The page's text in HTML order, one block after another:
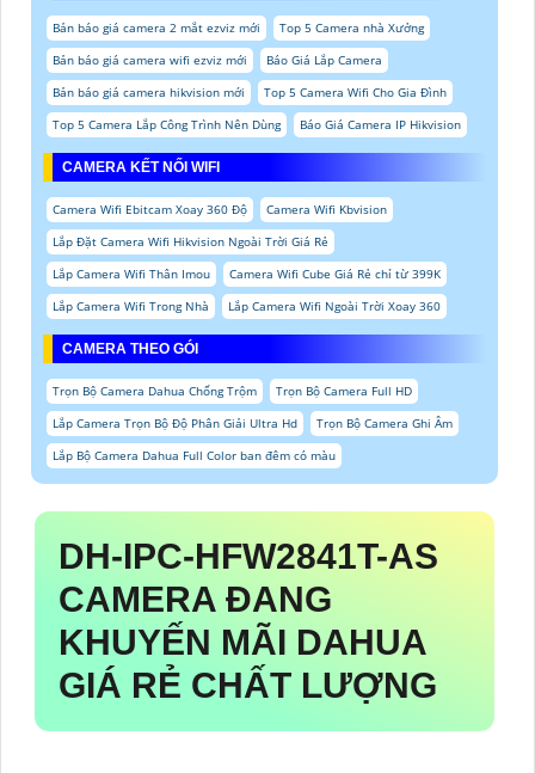
Bản báo giá camera 2 mắt ezviz mới
Top 5 Camera nhà Xưởng
Bản báo giá camera wifi ezviz mới
Báo Giá Lắp Camera
Bản báo giá camera hikvision mới
Top 5 Camera Wifi Cho Gia Đình
Top 5 Camera Lắp Công Trình Nên Dùng
Báo Giá Camera IP Hikvision
CAMERA KẾT NỐI WIFI
Camera Wifi Ebitcam Xoay 360 Độ
Camera Wifi Kbvision
Lắp Đặt Camera Wifi Hikvision Ngoài Trời Giá Rẻ
Lắp Camera Wifi Thân Imou
Camera Wifi Cube Giá Rẻ chỉ từ 399K
Lắp Camera Wifi Trong Nhà
Lắp Camera Wifi Ngoài Trời Xoay 360
CAMERA THEO GÓI
Trọn Bộ Camera Dahua Chống Trộm
Trọn Bộ Camera Full HD
Lắp Camera Trọn Bộ Độ Phân Giải Ultra Hd
Trọn Bộ Camera Ghi Âm
Lắp Bộ Camera Dahua Full Color ban đêm có màu
DH-IPC-HFW2841T-AS
CAMERA ĐANG
KHUYẾN MÃI DAHUA
GIÁ RẺ CHẤT LƯỢNG